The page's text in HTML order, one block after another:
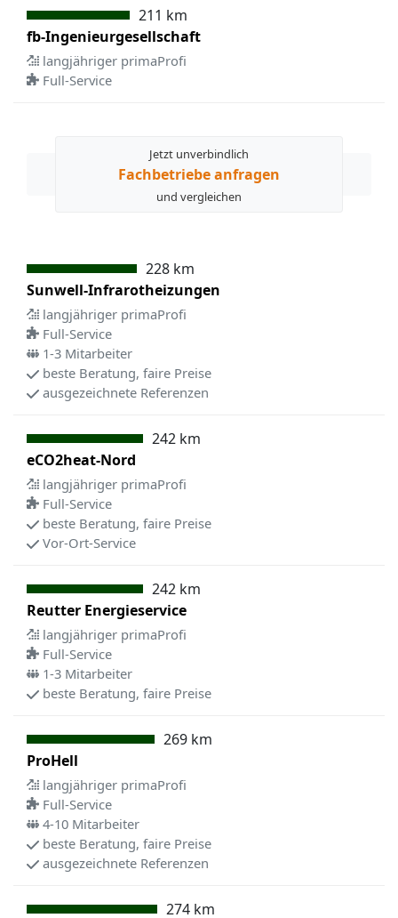
211 km
fb-Ingenieurgesellschaft
langjähriger primaProfi
Full-Service
Jetzt unverbindlich
Fachbetriebe anfragen
und vergleichen
228 km
Sunwell-Infrarotheizungen
langjähriger primaProfi
Full-Service
1-3 Mitarbeiter
beste Beratung, faire Preise
ausgezeichnete Referenzen
242 km
eCO2heat-Nord
langjähriger primaProfi
Full-Service
beste Beratung, faire Preise
Vor-Ort-Service
242 km
Reutter Energieservice
langjähriger primaProfi
Full-Service
1-3 Mitarbeiter
beste Beratung, faire Preise
269 km
ProHell
langjähriger primaProfi
Full-Service
4-10 Mitarbeiter
beste Beratung, faire Preise
ausgezeichnete Referenzen
274 km